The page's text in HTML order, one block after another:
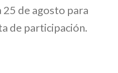
25 de agosto para
de participación.